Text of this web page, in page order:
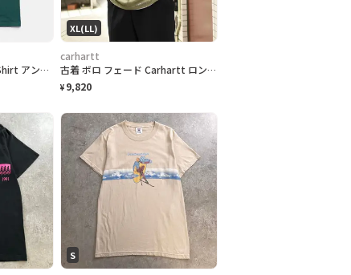
90s "UMBRO" Plain T-Shirt アンブロ 無地Tシャツ [S]
XL(LL)
carhartt
古着 ボロ フェード Carhartt ロンＴ 長袖Tシャツ ダメージ ポケット
¥ 9,820
S